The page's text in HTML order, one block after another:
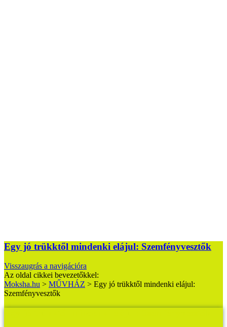
Egy jó trükktől mindenki elájul: Szemfényvesztők
Visszaugrás a navigációra
Az oldal cikkei bevezetőkkel:
Moksha.hu > MŰVHÁZ > Egy jó trükktől mindenki elájul:
Szemfényvesztők